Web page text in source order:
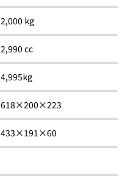
2,000 kg
2,990 cc
4,995kg
618×200×223
433×191×60